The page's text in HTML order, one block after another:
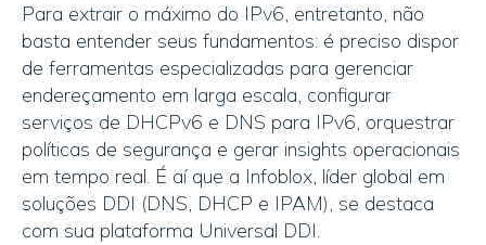
Para extrair o máximo do IPv6, entretanto, não
basta entender seus fundamentos: é preciso dispor
de ferramentas especializadas para gerenciar
endereçamento em larga escala, configurar
serviços de DHCPv6 e DNS para IPv6, orquestrar
políticas de segurança e gerar insights operacionais
em tempo real. É aí que a Infoblox, líder global em
soluções DDI (DNS, DHCP e IPAM), se destaca
com sua plataforma Universal DDI.